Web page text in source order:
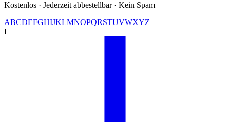
Kostenlos · Jederzeit abbestellbar · Kein Spam
ABCDEFGHIJKLMNOPQRSTUVWXYZ
I